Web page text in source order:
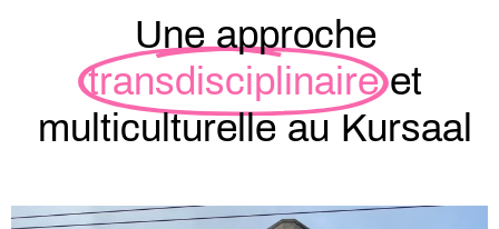
Une approche
transdisciplinaire et
multiculturelle au Kursaal